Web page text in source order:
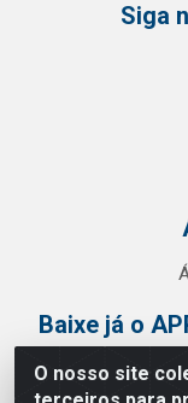
O nosso site
Siga
Baixe já o